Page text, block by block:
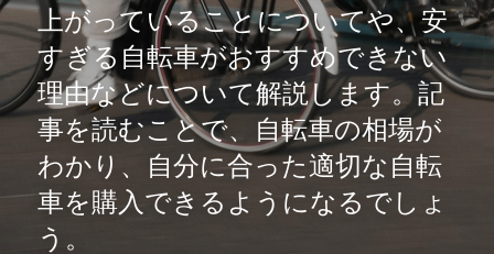
上がっていることについてや、安
すぎる自転車がおすすめできない
理由などについて解説します。記
事を読むことで、自転車の相場が
わかり、自分に合った適切な自転
車を購入できるようになるでしょ
う。